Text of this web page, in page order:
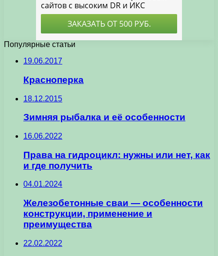
Популярные статьи
19.06.2017
Красноперка
18.12.2015
Зимняя рыбалка и её особенности
16.06.2022
Права на гидроцикл: нужны или нет, как
и где получить
04.01.2024
Железобетонные сваи — особенности
конструкции, применение и
преимущества
22.02.2022